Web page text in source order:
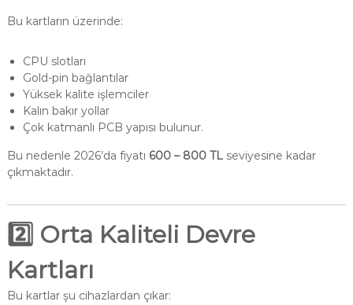
Bu kartların üzerinde:
CPU slotları
Gold-pin bağlantılar
Yüksek kalite işlemciler
Kalın bakır yollar
Çok katmanlı PCB yapısı bulunur.
Bu nedenle 2026’da fiyatı 600 – 800 TLseviyesine kadar
çıkmaktadır.
2️⃣ Orta Kaliteli Devre
Kartları
Bu kartlar şu cihazlardan çıkar: